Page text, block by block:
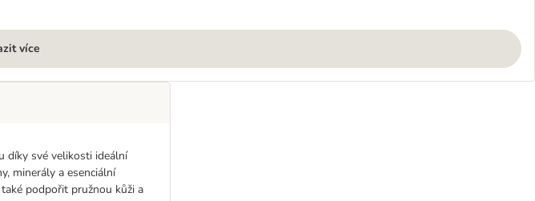
více
díky své velikosti ideální
minerály a esenciální
podpořit pružnou kůži a